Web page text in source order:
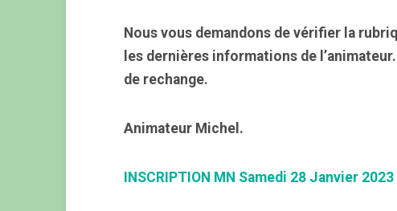
Nous vous demandons de vérifier la
les dernières informations de
de rechange.
Animateur Michel.
INSCRIPTION MN Samedi 28 Janvier 2023